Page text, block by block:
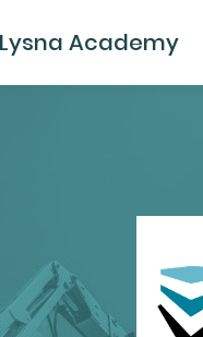
Lysna Academy